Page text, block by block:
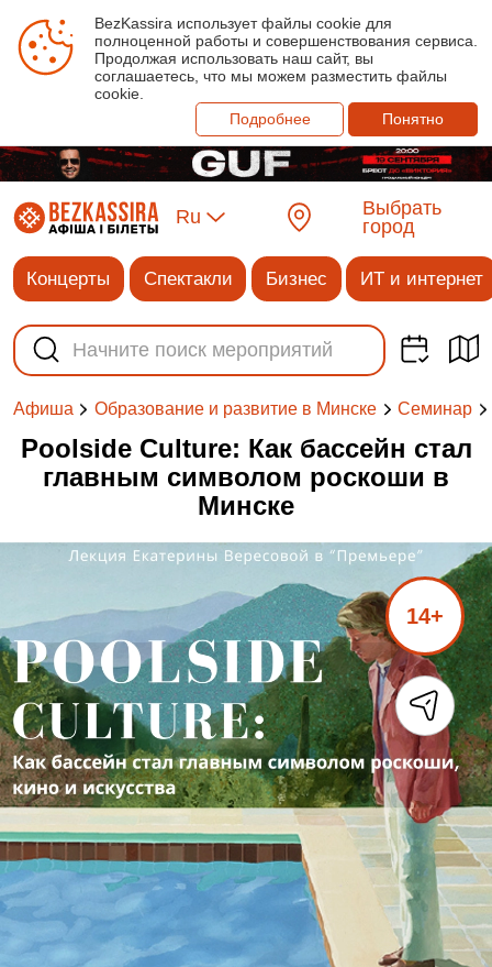
BezKassira использует файлы cookie для
полноценной работы и совершенствования сервиса.
Продолжая использовать наш сайт, вы
соглашаетесь, что мы можем разместить файлы
cookie.
Подробнее
Понятно
Ru
Выбрать
город
Концерты Спектакли Бизнес ИТ и интернет
Афиша Образование и развитие в Минске Семинар
Poolside Culture: Как бассейн стал
главным символом роскоши в
Минске
14+